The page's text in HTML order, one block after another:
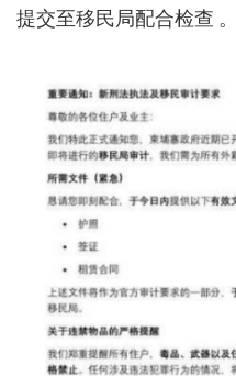
提交至移民局配合检查 。